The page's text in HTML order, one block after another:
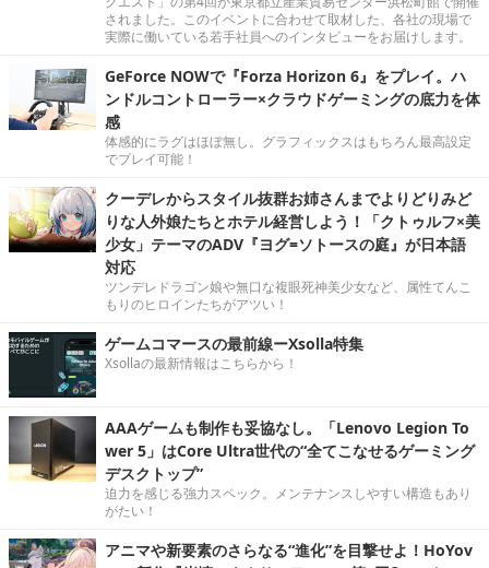
されました。このイベントに合わせて取材した、各社の現場で
実際に働いている若手社員へのインタビューをお届けします。
GeForce NOWで『Forza Horizon 6』をプレイ。ハ
ンドルコントローラー×クラウドゲーミングの底力を体
感
体感的にラグはほぼ無し。グラフィックスはもちろん最高設定
でプレイ可能！
クーデレからスタイル抜群お姉さんまでよりどりみど
りな人外娘たちとホテル経営しよう！「クトゥルフ×美
少女」テーマのADV『ヨグ=ソトースの庭』が日本語
対応
ツンデレドラゴン娘や無口な複眼死神美少女など、属性てんこ
もりのヒロインたちがアツい！
ゲームコマースの最前線ーXsolla特集
Xsollaの最新情報はこちらから！
AAAゲームも制作も妥協なし。「Lenovo Legion To
wer 5」はCore Ultra世代の“全てこなせるゲーミング
デスクトップ”
迫力を感じる強力スペック。メンテナンスしやすい構造もあり
がたい！
アニマや新要素のさらなる“進化”を目撃せよ！HoYov